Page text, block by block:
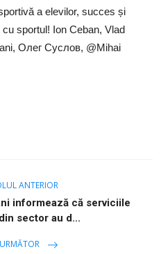
a elevilor, succes și
sportul! Ion Ceban, Vlad
Олег Суслов, @Mihai
ANTERIOR
informează că serviciile
sector au d...